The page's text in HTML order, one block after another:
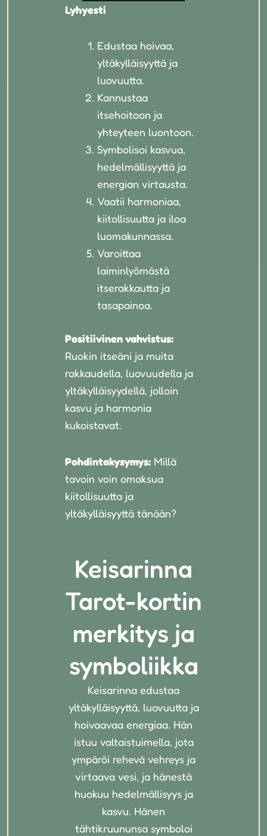
Lyhyesti
Edustaa hoivaa,
yltäkylläisyyttä ja
luovuutta.
Kannustaa
itsehoitoon ja
yhteyteen luontoon.
Symbolisoi kasvua,
hedelmällisyyttä ja
energian virtausta.
Vaatii harmoniaa,
kiitollisuutta ja iloa
luomakunnassa.
Varoittaa
laiminlyömästä
itserakkautta ja
tasapainoa.
Positiivinen vahvistus:
Ruokin itseäni ja muita
rakkaudella, luovuudella ja
yltäkylläisyydellä, jolloin
kasvu ja harmonia
kukoistavat.
Pohdintakysymys: Millä
tavoin voin omaksua
kiitollisuutta ja
yltäkylläisyyttä tänään?
Keisarinna
Tarot-kortin
merkitys ja
symboliikka
Keisarinna edustaa
yltäkylläisyyttä, luovuutta ja
hoivaavaa energiaa. Hän
istuu valtaistuimella, jota
ympäröi rehevä vehreys ja
virtaava vesi, ja hänestä
huokuu hedelmällisyys ja
kasvu. Hänen
tähtikruununsa symboloi